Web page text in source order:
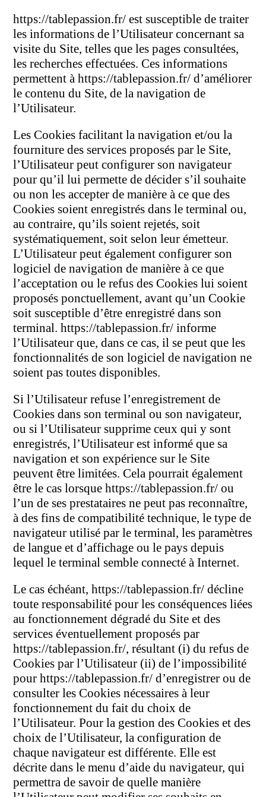
https://tablepassion.fr/ est susceptible de traiter
les informations de l’Utilisateur concernant sa
visite du Site, telles que les pages consultées,
les recherches effectuées. Ces informations
permettent à https://tablepassion.fr/ d’améliorer
le contenu du Site, de la navigation de
l’Utilisateur.
Les Cookies facilitant la navigation et/ou la
fourniture des services proposés par le Site,
l’Utilisateur peut configurer son navigateur
pour qu’il lui permette de décider s’il souhaite
ou non les accepter de manière à ce que des
Cookies soient enregistrés dans le terminal ou,
au contraire, qu’ils soient rejetés, soit
systématiquement, soit selon leur émetteur.
L’Utilisateur peut également configurer son
logiciel de navigation de manière à ce que
l’acceptation ou le refus des Cookies lui soient
proposés ponctuellement, avant qu’un Cookie
soit susceptible d’être enregistré dans son
terminal. https://tablepassion.fr/ informe
l’Utilisateur que, dans ce cas, il se peut que les
fonctionnalités de son logiciel de navigation ne
soient pas toutes disponibles.
Si l’Utilisateur refuse l’enregistrement de
Cookies dans son terminal ou son navigateur,
ou si l’Utilisateur supprime ceux qui y sont
enregistrés, l’Utilisateur est informé que sa
navigation et son expérience sur le Site
peuvent être limitées. Cela pourrait également
être le cas lorsque https://tablepassion.fr/ ou
l’un de ses prestataires ne peut pas reconnaître,
à des fins de compatibilité technique, le type de
navigateur utilisé par le terminal, les paramètres
de langue et d’affichage ou le pays depuis
lequel le terminal semble connecté à Internet.
Le cas échéant, https://tablepassion.fr/ décline
toute responsabilité pour les conséquences liées
au fonctionnement dégradé du Site et des
services éventuellement proposés par
https://tablepassion.fr/, résultant (i) du refus de
Cookies par l’Utilisateur (ii) de l’impossibilité
pour https://tablepassion.fr/ d’enregistrer ou de
consulter les Cookies nécessaires à leur
fonctionnement du fait du choix de
l’Utilisateur. Pour la gestion des Cookies et des
choix de l’Utilisateur, la configuration de
chaque navigateur est différente. Elle est
décrite dans le menu d’aide du navigateur, qui
permettra de savoir de quelle manière